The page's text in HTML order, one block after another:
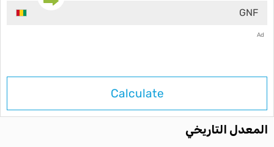
GNF
Ad
Calculate
المعدل التاريخي